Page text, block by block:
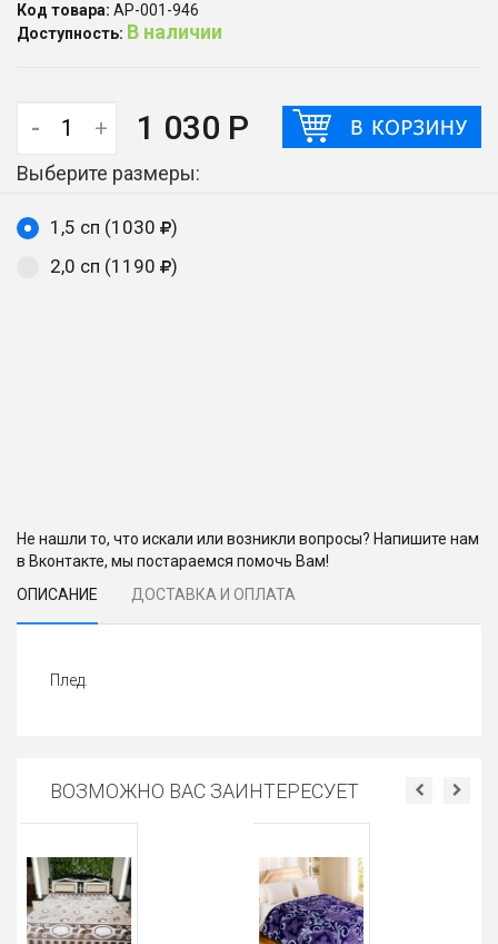
Код товара: АР-001-946
Доступность: В наличии
- + 1 030 Р
Выберите размеры:
1,5 сп (1030
)
2,0 сп (1190
)
Не нашли то, что искали или возникли вопросы? Напишите нам
в Вконтакте, мы постараемся помочь Вам!
ОПИСАНИЕ
ДОСТАВКА И ОПЛАТА
Плед.
ВОЗМОЖНО ВАС ЗАИНТЕРЕСУЕТ